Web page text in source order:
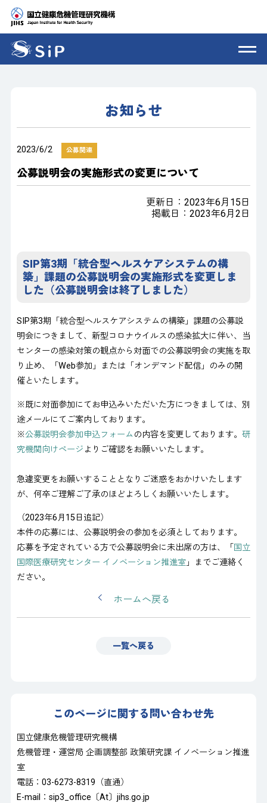
お知らせ
2023/6/2 公募関連
公募説明会の実施形式の変更について
更新日：2023年6月15日
掲載日：2023年6月2日
SIP第3期「統合型ヘルスケアシステムの構
築」課題の公募説明会の実施形式を変更しま
した（公募説明会は終了しました）
SIP第3期「統合型ヘルスケアシステムの構築」課題の公募説
明会につきまして、新型コロナウイルスの感染拡大に伴い、当
センターの感染対策の観点から対面での公募説明会の実施を取
り止め、「 Web参加」または「オンデマンド配信」のみの開
催といたします。
※既に対面参加にてお申込みいただいた方につきましては、別
途メールにてご案内しております。
※公募説明会参加申込フォームの内容を変更しております。 研
究機関向けページ よりご確認をお願いいたします。
急遽変更をお願いすることとなりご迷惑をおかけいたします
が、何卒ご理解ご了承のほどよろしくお願いいたします。
（2023年6月15日追記）
本件の応募には、公募説明会の参加を必須としております。
応募を予定されている方で公募説明会に未出席の方は、「 国立
国際医療研究センター イノベーション推進室 」までご連絡く
ださい。
ホームへ戻る
一覧へ戻る
このページに関する問い合わせ先
国立健康危機管理研究機構
危機管理・運営局 企画調整部 政策研究課 イノベーション推進
室
電話：03-6273-8319（直通）
E-mail：sip3_office〔At〕jihs.go.jp